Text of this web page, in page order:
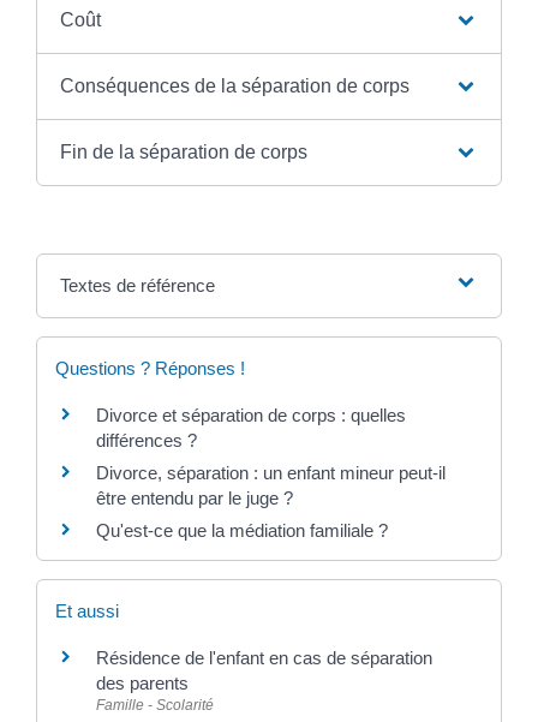
Coût
Conséquences de la séparation de corps
Fin de la séparation de corps
Textes de référence
Questions ? Réponses !
Divorce et séparation de corps : quelles
différences ?
Divorce, séparation : un enfant mineur peut-il
être entendu par le juge ?
Qu'est-ce que la médiation familiale ?
Et aussi
Résidence de l'enfant en cas de séparation
des parents
Famille - Scolarité